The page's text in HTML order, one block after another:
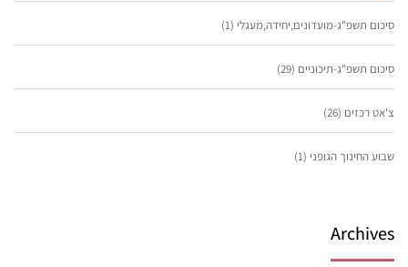
סיכום תשפ"ג-מועדונים,יחידה,מעגלי (1)
סיכום תשפ"ג-תיכוניים (29)
צ'אט רכזים (26)
שבוע החינוך הגופני (1)
Archives